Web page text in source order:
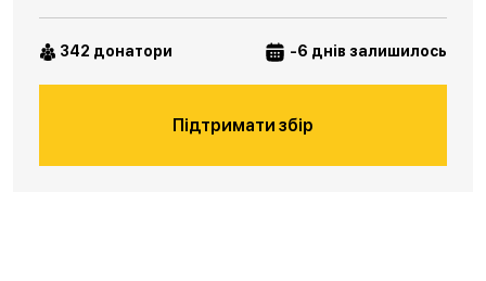
342 донатори -6 днів залишилось
Підтримати збір